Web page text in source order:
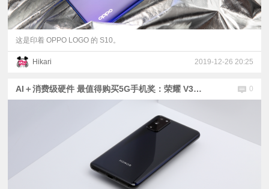
这是印着 OPPO LOGO 的 S10。
Hikari 2019-12-26 20:25
AI＋消费级硬件 最值得购买5G手机奖：荣耀 V30 PRO 0